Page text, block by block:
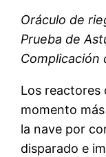
Oráculo de
Prueba de
Complicación
Los reactores
momento
la nave por
disparado e